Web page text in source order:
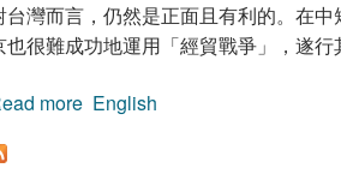
台灣而言，仍然是正面且有利的。在
也很難成功地運用「經貿戰爭」，遂行
more about 經貿躍進，政治將持？
English